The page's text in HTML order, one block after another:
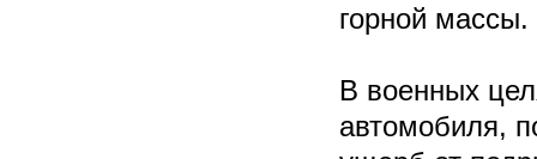
горной
В военных
автомобиля,